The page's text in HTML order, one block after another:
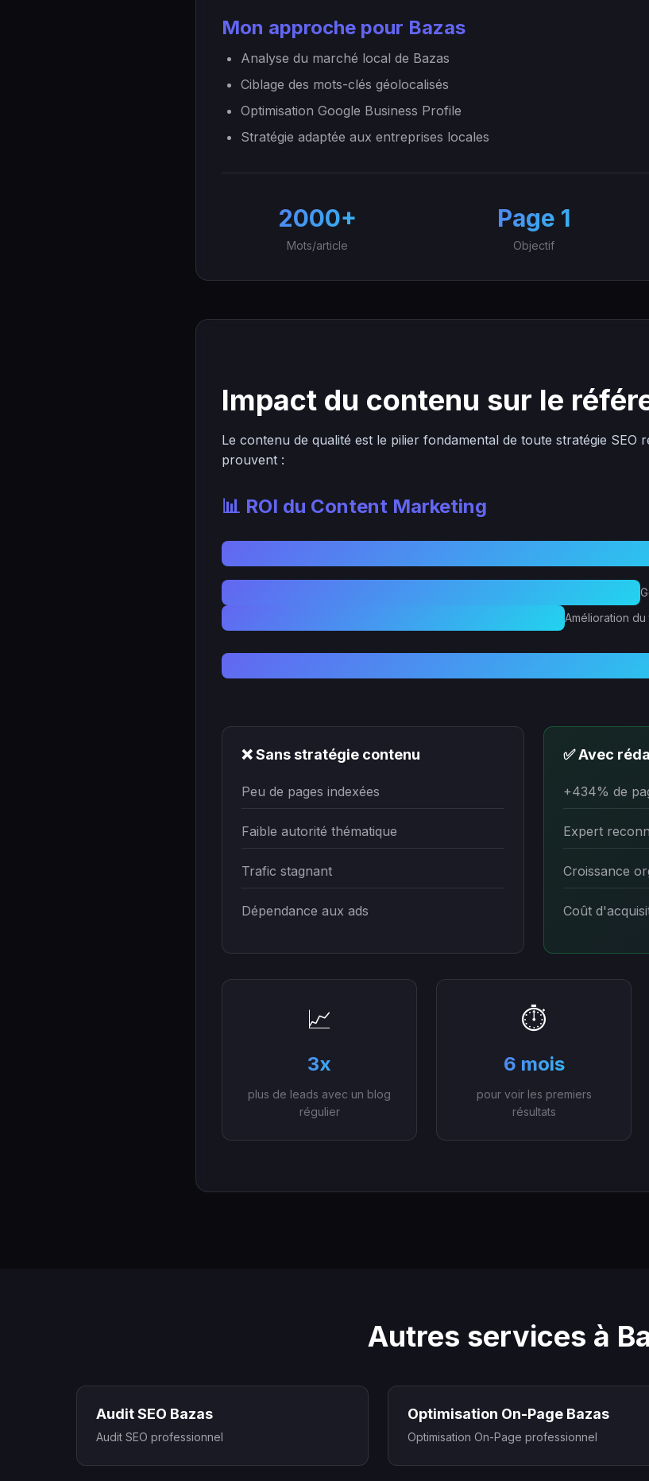
Mon approche pour Bazas
Analyse du marché local de Bazas
Ciblage des mots-clés géolocalisés
Optimisation Google Business Profile
Stratégie adaptée aux entreprises locales
2000+
Mots/article
Page 1
Objectif
Impact du contenu sur le
Le contenu de qualité est le pilier fondamental de toute stratégie SEO
prouvent :
📊 ROI du Content Marketing
Amélioration
❌ Sans stratégie contenu
Peu de pages indexées
Faible autorité thématique
Trafic stagnant
Dépendance aux ads
✅ Avec
+434% de
Expert
Croissance
Coût
📈
3x
plus de leads avec un blog
régulier
⏱️
6 mois
pour voir les premiers
résultats
Autres services à
Audit SEO Bazas
Audit SEO professionnel
Optimisation On-Page Bazas
Optimisation On-Page professionnel